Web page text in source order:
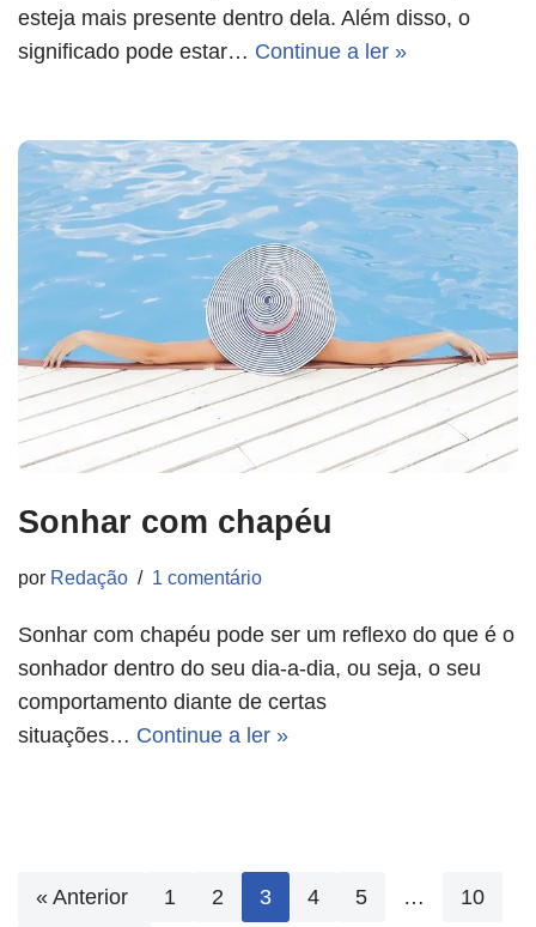
esteja mais presente dentro dela. Além disso, o
significado pode estar… Continue a ler »
Sonhar com chapéu
por Redação 1 comentário
Sonhar com chapéu pode ser um reflexo do que é o
sonhador dentro do seu dia-a-dia, ou seja, o seu
comportamento diante de certas
situações… Continue a ler »
« Anterior 1 2 3 4 5 … 10